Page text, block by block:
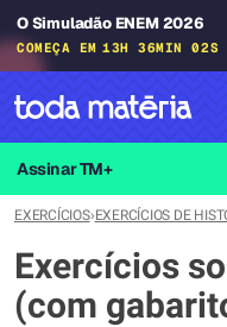
O Simuladão ENEM 2026
COMEÇA EM 13H 36MIN 01S
Assinar TM+
EXERCÍCIOS›EXERCÍCIOS DE
Exercícios
(com